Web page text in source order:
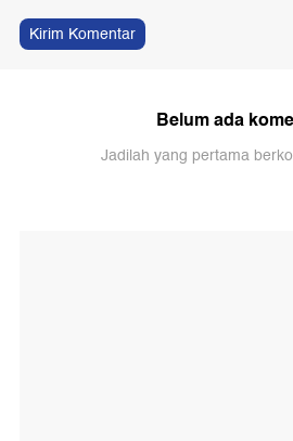
Kirim Komentar
Belum ada
Jadilah yang pertama